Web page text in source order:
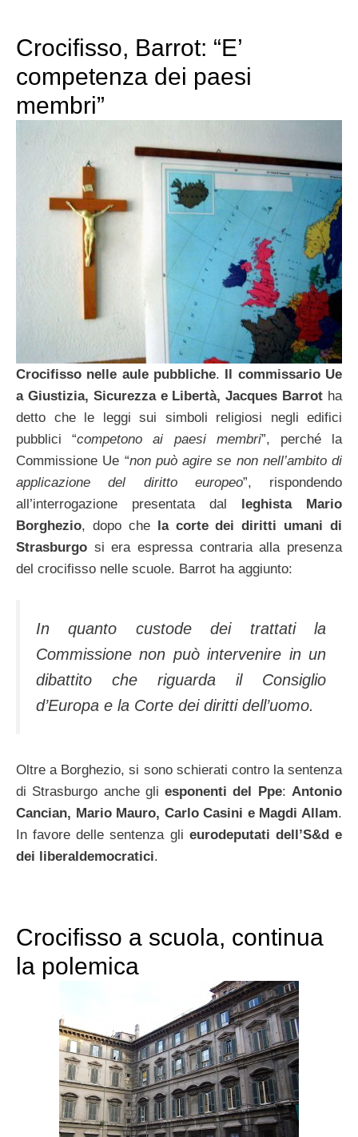
Crocifisso, Barrot: “E’
competenza dei paesi
membri”
Crocifisso nelle aule pubbliche. Il commissario Ue
a Giustizia, Sicurezza e Libertà, Jacques Barrot ha
detto che le leggi sui simboli religiosi negli edifici
pubblici “competono ai paesi membri”, perché la
Commissione Ue “non può agire se non nell’ambito di
applicazione del diritto europeo”, rispondendo
all’interrogazione presentata dal leghista Mario
Borghezio, dopo che la corte dei diritti umani di
Strasburgo si era espressa contraria alla presenza
del crocifisso nelle scuole. Barrot ha aggiunto:
In quanto custode dei trattati la
Commissione non può intervenire in un
dibattito che riguarda il Consiglio
d’Europa e la Corte dei diritti dell’uomo.
Oltre a Borghezio, si sono schierati contro la sentenza
di Strasburgo anche gliesponenti del Ppe:Antonio
Cancian, Mario Mauro, Carlo Casini e Magdi Allam.
In favore delle sentenza gli eurodeputati dell’S&d e
dei liberaldemocratici.
Crocifisso a scuola, continua
la polemica